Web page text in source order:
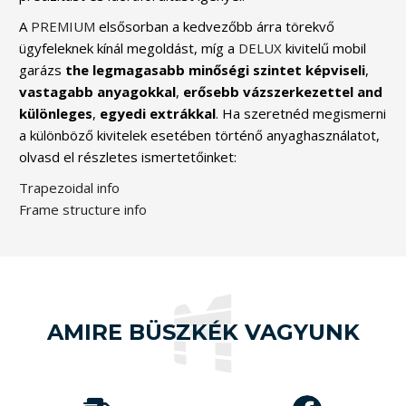
A PREMIUM elsősorban a kedvezőbb árra törekvő
ügyfeleknek kínál megoldást, míg a DELUX kivitelű mobil
garázs the legmagasabb minőségi szintet képviseli,
vastagabb anyagokkal, erősebb vázszerkezettel and
különleges, egyedi extrákkal. Ha szeretnéd megismerni
a különböző kivitelek esetében történő anyaghasználatot,
olvasd el részletes ismertetőinket:
Trapezoidal info
Frame structure info
AMIRE BÜSZKÉK VAGYUNK
MobilGarázsBolt.hu our work 4.9
out of 5,